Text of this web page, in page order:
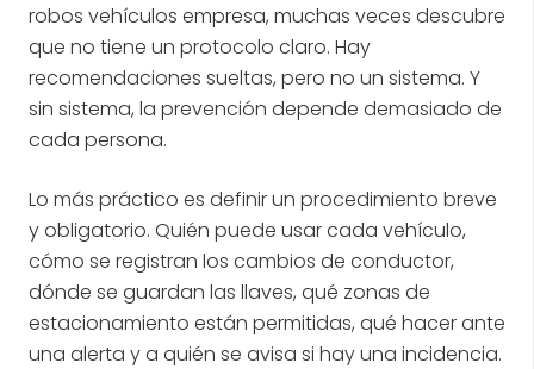
robos vehículos empresa, muchas veces descubre
que no tiene un protocolo claro. Hay
recomendaciones sueltas, pero no un sistema. Y
sin sistema, la prevención depende demasiado de
cada persona.
Lo más práctico es definir un procedimiento breve
y obligatorio. Quién puede usar cada vehículo,
cómo se registran los cambios de conductor,
dónde se guardan las llaves, qué zonas de
estacionamiento están permitidas, qué hacer ante
una alerta y a quién se avisa si hay una incidencia.